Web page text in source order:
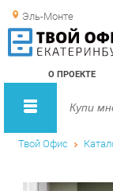
Эль-Монте
О ПРОЕКТЕ
Твой Офис Каталог